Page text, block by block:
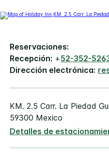
Reservaciones:
Recepción: +52-352-
Dirección electrónica:
KM. 2.5 Carr. La Piedad
59300 Mexico
Detalles de